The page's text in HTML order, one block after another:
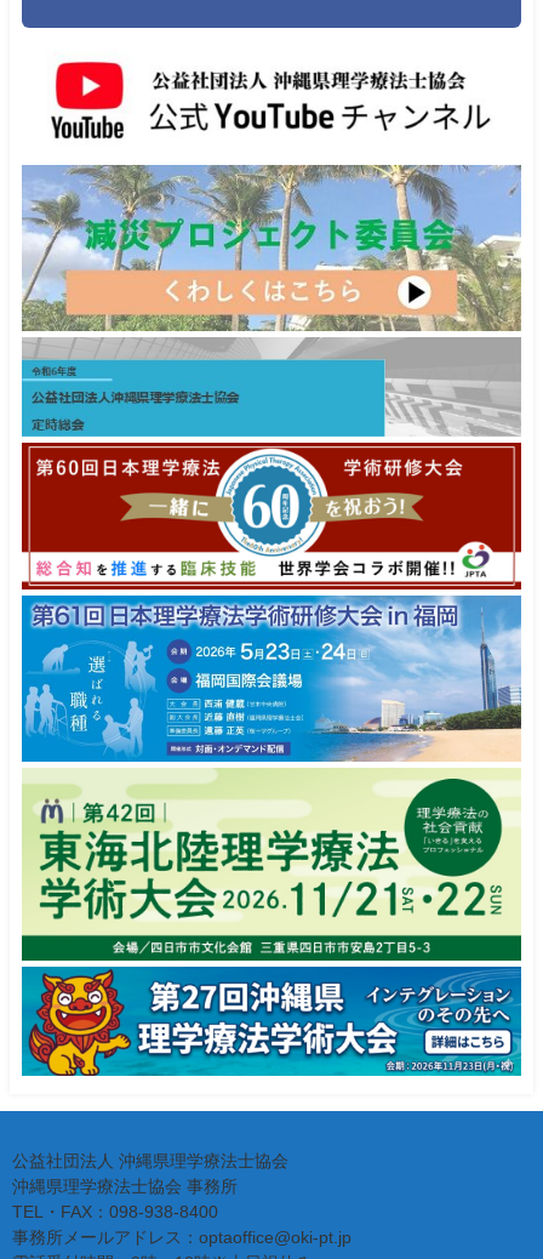
公益社団法人 沖縄県理学療法士協会
沖縄県理学療法士協会 事務所
TEL・FAX：098-938-8400
事務所メールアドレス：optaoffice@oki-pt.jp